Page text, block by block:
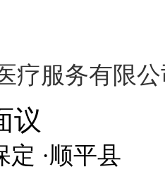
疗服务有限
议
定 ·顺平县